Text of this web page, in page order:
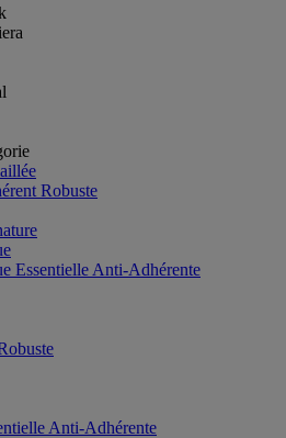
Robuste
Essentielle Anti-Adhérente
Anti-Adhérente